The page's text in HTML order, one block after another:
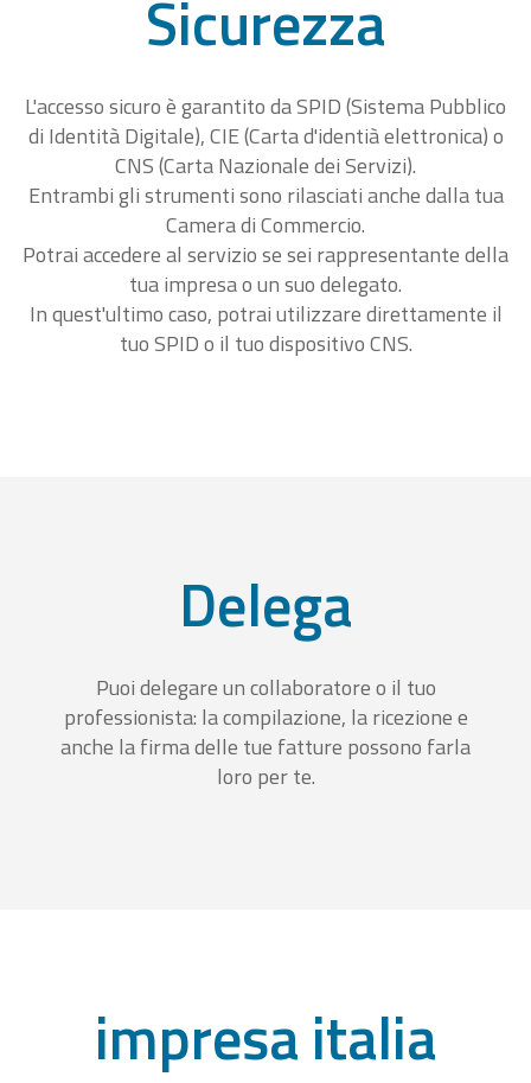
Sicurezza
L'accesso sicuro è garantito da SPID (Sistema Pubblico
di Identità Digitale), CIE (Carta d'identià elettronica) o
CNS (Carta Nazionale dei Servizi).
Entrambi gli strumenti sono rilasciati anche dalla tua
Camera di Commercio.
Potrai accedere al servizio se sei rappresentante della
tua impresa o un suo delegato.
In quest'ultimo caso, potrai utilizzare direttamente il
tuo SPID o il tuo dispositivo CNS.
Delega
Puoi delegare un collaboratore o il tuo
professionista: la compilazione, la ricezione e
anche la firma delle tue fatture possono farla
loro per te.
impresa italia